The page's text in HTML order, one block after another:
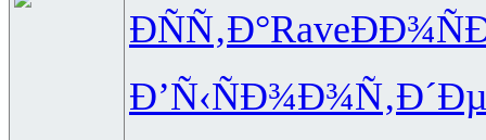
ÐÑÑ‚Ð°Rave
Ð’Ñ‹ÑÐ¾